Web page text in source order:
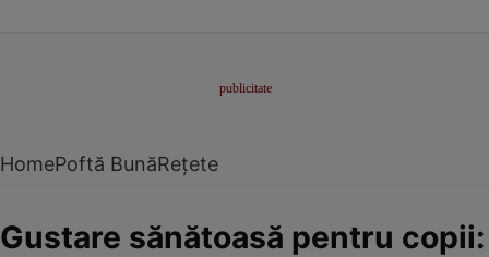
HomePoftă BunăRețete
Gustare sănătoasă pentru